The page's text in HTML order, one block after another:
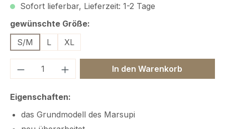
Sofort lieferbar, Lieferzeit: 1-2 Tage
gewünschte Größe:
S/M
L XL
Produkt Anzahl: Gib denIn den Warenkorb
Eigenschaften:
das Grundmodell des Marsupi